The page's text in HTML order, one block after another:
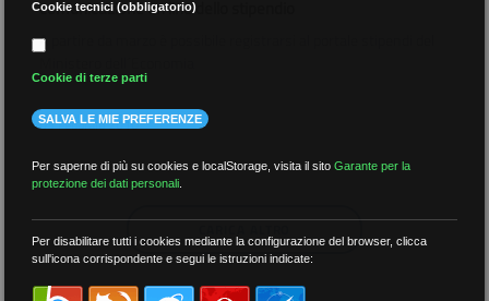
comunicazione on line dello stipendio
A partire da marzo è possibile registrarsi al portale stipendi del
03 Febbraio 2010
Cookie tecnici (obbligatorio)
Cookie di terze parti
SALVA LE MIE PREFERENZE
Per saperne di più su cookies e localStorage, visita il sitoGarante per la
protezione dei dati personali
Per disabilitare tutti i cookies mediante la configurazione del browser, clicca
sull'icona corrispondente e segui le istruzioni indicate: